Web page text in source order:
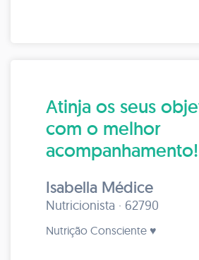
Atinja os seus
com o melhor
acompanhamento!
Isabella Médice
Nutricionista · 62790
Nutrição Consciente ♥